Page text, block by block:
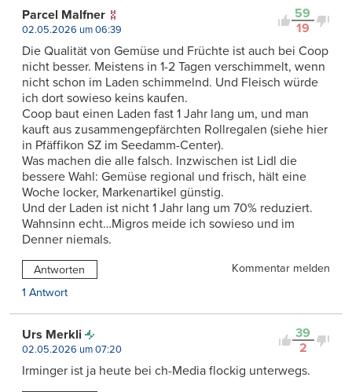
59
19
Parcel Malfner
02.05.2026 um 06:39
Die Qualität von Gemüse und Früchte ist auch bei Coop
nicht besser. Meistens in 1-2 Tagen verschimmelt, wenn
nicht schon im Laden schimmelnd. Und Fleisch würde
ich dort sowieso keins kaufen.
Coop baut einen Laden fast 1 Jahr lang um, und man
kauft aus zusammengepfärchten Rollregalen (siehe hier
in Pfäffikon SZ im Seedamm-Center).
Was machen die alle falsch. Inzwischen ist Lidl die
bessere Wahl: Gemüse regional und frisch, hält eine
Woche locker, Markenartikel günstig.
Und der Laden ist nicht 1 Jahr lang um 70% reduziert.
Wahnsinn echt…Migros meide ich sowieso und im
Denner niemals.
Antworten
Kommentar melden
1 Antwort
39
2
Urs Merkli
02.05.2026 um 07:20
Irminger ist ja heute bei ch-Media flockig unterwegs.